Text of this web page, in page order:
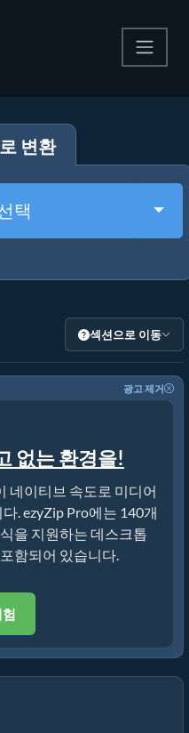
변환
택
섹션으로 이동
광고 제거
없는 환경을!
네이티브 속도로 미디어
. ezyZip Pro에는 140개
을 지원하는 데스크톱
함되어 있습니다.